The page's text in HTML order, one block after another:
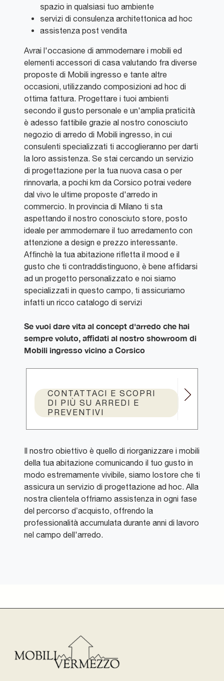
spazio in qualsiasi tuo ambiente
servizi di consulenza architettonica ad hoc
assistenza post vendita
Avrai l'occasione di ammodernare i mobili ed
elementi accessori di casa valutando fra diverse
proposte di Mobili ingresso e tante altre
occasioni, utilizzando composizioni ad hoc di
ottima fattura. Progettare i tuoi ambienti
secondo il gusto personale e un'amplia praticità
è adesso fattibile grazie al nostro conosciuto
negozio di arredo di Mobili ingresso, in cui
consulenti specializzati ti accoglieranno per darti
la loro assistenza. Se stai cercando un servizio
di progettazione per la tua nuova casa o per
rinnovarla, a pochi km da Corsico potrai vedere
dal vivo le ultime proposte d'arredo in
commercio. In provincia di Milano ti sta
aspettando il nostro conosciuto store, posto
ideale per ammodernare il tuo arredamento con
attenzione a design e prezzo interessante.
Affinchè la tua abitazione rifletta il mood e il
gusto che ti contraddistinguono, è bene affidarsi
ad un progetto personalizzato e noi siamo
specializzati in questo campo, ti assicuriamo
infatti un ricco catalogo di servizi
Se vuoi dare vita al concept d'arredo che hai
sempre voluto, affidati al nostro showroom di
Mobili ingresso vicino a Corsico
CONTATTACI E SCOPRI
DI PIÙ SU ARREDI E
PREVENTIVI
Il nostro obiettivo è quello di riorganizzare i mobili
della tua abitazione comunicando il tuo gusto in
modo estremamente vivibile, siamo lostore che ti
assicura un servizio di progettazione ad hoc. Alla
nostra clientela offriamo assistenza in ogni fase
del percorso d’acquisto, offrendo la
professionalità accumulata durante anni di lavoro
nel campo dell'arredo.